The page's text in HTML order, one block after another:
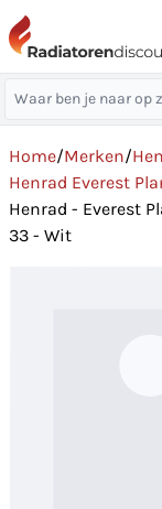
Home/Merken/
Henrad Everest
Henrad - Everest
33 - Wit